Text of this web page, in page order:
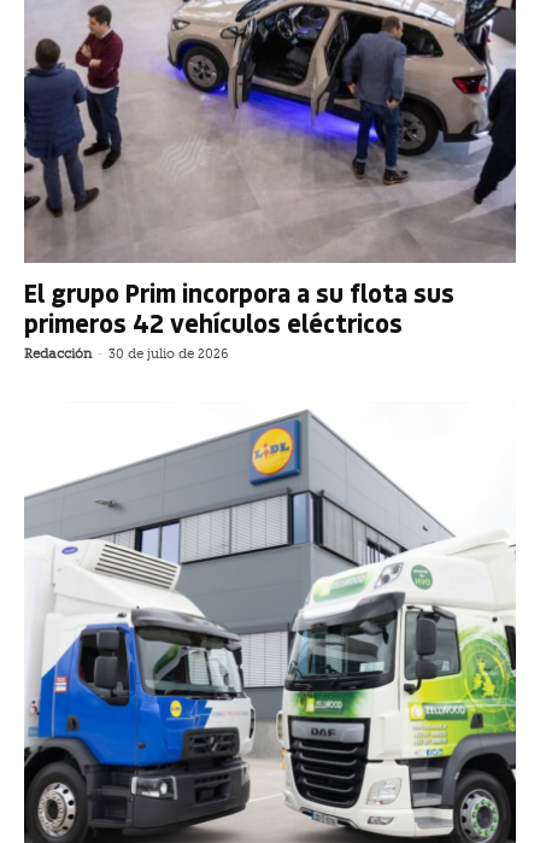
El grupo Prim incorpora a su flota sus
primeros 42 vehículos eléctricos
Redacción - 30 de julio de 2026